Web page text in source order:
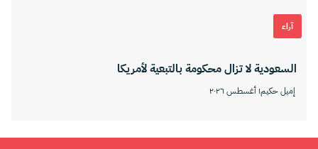
آراء
السعودية لا تزال محكومة بالتبعية لأمريكا
إميل حكيم١ أغسطس ٢٠٢٦